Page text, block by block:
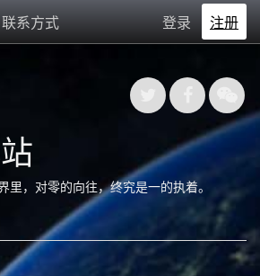
联系方式 登录 注册
里，对零的向往，终究是一的执着。